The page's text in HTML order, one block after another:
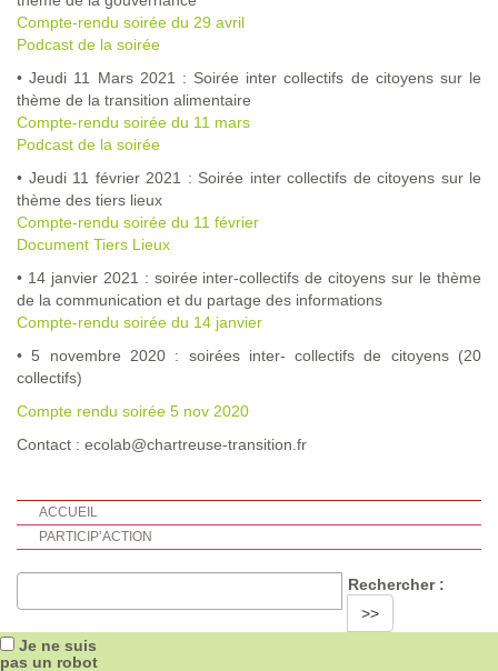
Compte-rendu soirée du 29 avril
Podcast de la soirée
• Jeudi 11 Mars 2021 : Soirée inter collectifs de citoyens sur le
thème de la transition alimentaire
Compte-rendu soirée du 11 mars
Podcast de la soirée
• Jeudi 11 février 2021 : Soirée inter collectifs de citoyens sur le
thème des tiers lieux
Compte-rendu soirée du 11 février
Document Tiers Lieux
• 14 janvier 2021 : soirée inter-collectifs de citoyens sur le thème
de la communication et du partage des informations
Compte-rendu soirée du 14 janvier
• 5 novembre 2020 : soirées inter- collectifs de citoyens (20
collectifs)
Compte rendu soirée 5 nov 2020
Contact : ecolab@chartreuse-transition.fr
ACCUEIL
PARTICIP’ACTION
Rechercher :
>>
Je ne suis
pas un robot